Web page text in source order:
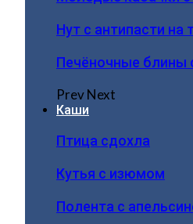
Нут с антипасти на
Печёночные блины
PrevNext
Каши
Птица сдохла
Кутья с изюмом
Полента с